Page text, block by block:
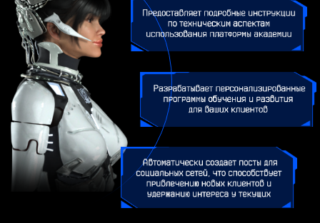
Удобное управление